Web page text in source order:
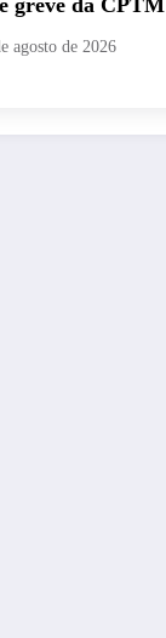
agosto de 2026